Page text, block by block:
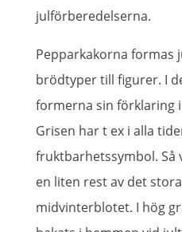
julförberedelserna.
Pepparkakorna formas
brödtyper till figurer. I
formerna sin förklaring
Grisen har t ex i alla
fruktbarhetssymbol. Så
en liten rest av det
midvinterblotet. I hög